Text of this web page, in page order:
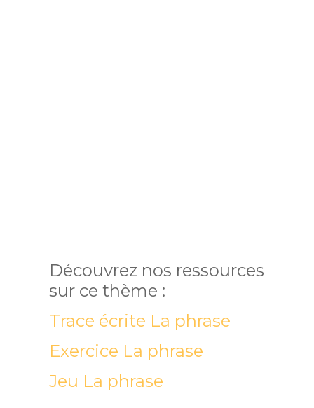
Découvrez nos ressources
sur ce thème :
Trace écrite La phrase
Exercice La phrase
Jeu La phrase